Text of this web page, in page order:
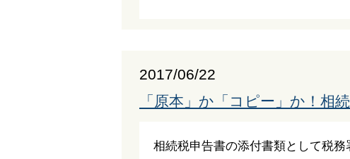
2017/06/22
「原本」か「コピー」か！相
相続税申告書の添付書類として税